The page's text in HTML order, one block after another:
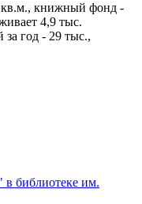
книжный фонд -
4,9 тыс.
за год - 29 тыс.,
в библиотеке им.